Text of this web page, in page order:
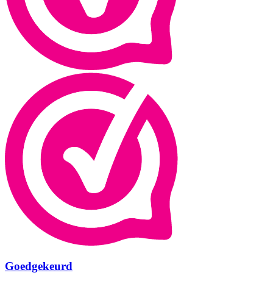
Goedgekeurd